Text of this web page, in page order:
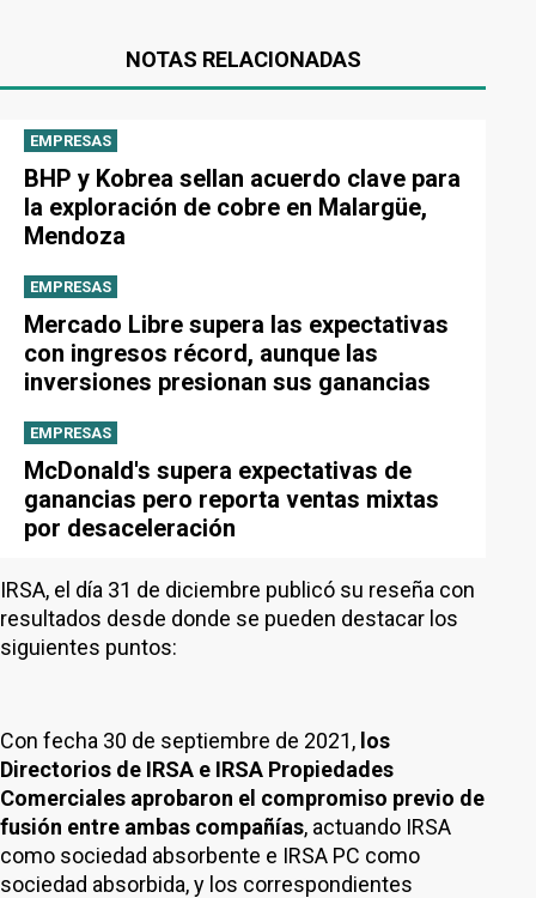
NOTAS RELACIONADAS
EMPRESAS
BHP y Kobrea sellan acuerdo clave para
la exploración de cobre en Malargüe,
Mendoza
EMPRESAS
Mercado Libre supera las expectativas
con ingresos récord, aunque las
inversiones presionan sus ganancias
EMPRESAS
McDonald's supera expectativas de
ganancias pero reporta ventas mixtas
por desaceleración
IRSA, el día 31 de diciembre publicó su reseña con
resultados desde donde se pueden destacar los
siguientes puntos:
Con fecha 30 de septiembre de 2021, los
Directorios de IRSA e IRSA Propiedades
Comerciales aprobaron el compromiso previo de
fusión entre ambas compañías, actuando IRSA
como sociedad absorbente e IRSA PC como
sociedad absorbida, y los correspondientes